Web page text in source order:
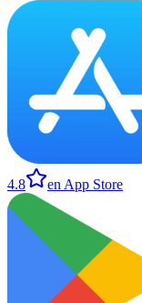
4.8 en App Store